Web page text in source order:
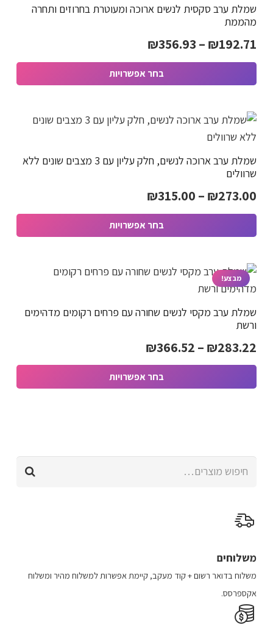
סוגים.
ניתן
לבחור
את
המוצר
שמלת ערב סקסית לנשים ארוכה ומעוטרת בחרוזים ותחרה
מהממת
₪192.71
–
₪356.93
מחירים:
בחר אפשרויות
זה
מספר
סוגים.
ניתן
לבחור
את
המוצר
שמלת ערב ארוכה לנשים, חלק עליון עם 3 מצבים שונים ללא
שרוולים
₪273.00
–
₪315.00
מחירים:
בחר אפשרויות
זה
יש
מספר
סוגים.
ניתן
לבחור
את
מבצע!
שמלת ערב מקסי לנשים שחורה עם פרחים רקומים מדהימים
ורשת
₪283.22
–
₪366.52
מחירים:
בחר אפשרויות
את
המוצר
משלוחים
משלוח​ ב​דואר רשום + קוד מעקב​​, קיימת אפשרות למשלוח מהיר​ ומשלוח
אקספרסס.